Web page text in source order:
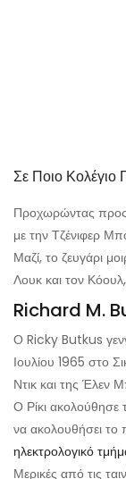
Σε Ποιο
Προχωρώντας
με την Τζένιφερ
Μαζί, το ζευγάρι
Λουκ και τον
Richard M.
Ο Ricky Butkus
Ιουλίου 1965 στο
Ντικ και της Έλεν
Ο Ρίκι
να ακολουθήσει το
ηλεκτρολογικό
Μερικές από τις